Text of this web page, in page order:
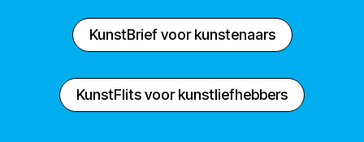
KunstBrief voor kunstenaars
KunstFlits voor kunstliefhebbers